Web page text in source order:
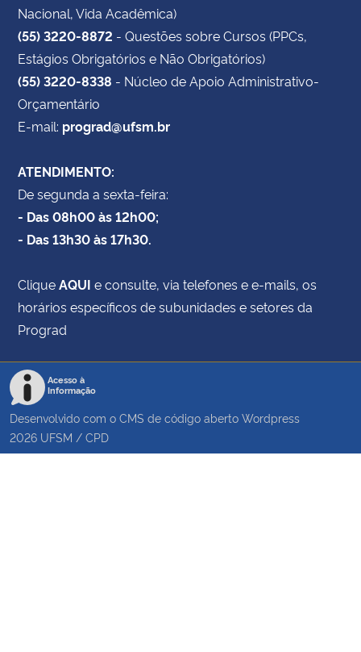
Nacional, Vida Acadêmica)
(55) 3220-8872 - Questões sobre Cursos (PPCs,
Estágios Obrigatórios e Não Obrigatórios)
(55) 3220-8338 - Núcleo de Apoio Administrativo-
Orçamentário
E-mail: prograd@ufsm.br
ATENDIMENTO:
De segunda a sexta-feira:
- Das 08h00 às 12h00;
- Das 13h30 às 17h30.
CliqueAQUI e consulte, via telefones e e-mails, os
horários específicos de subunidades e setores da
Prograd
Acesso à
Informação
Desenvolvido com o CMS de código aberto Wordpress
2026 UFSM / CPD